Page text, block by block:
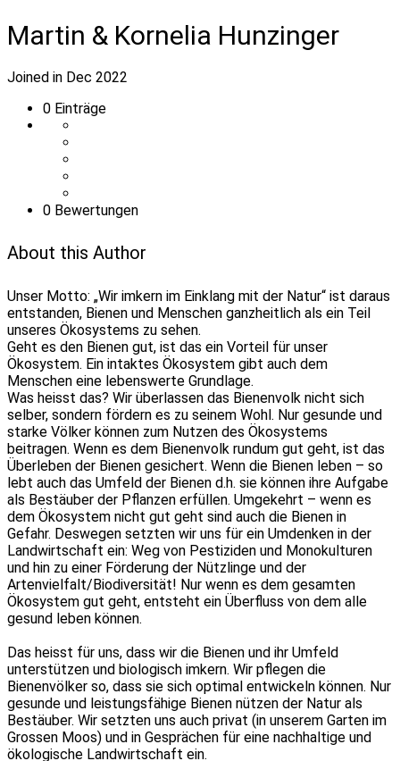
Martin & Kornelia Hunzinger
Joined in Dec 2022
0 Einträge
0 Bewertungen
About this Author
Unser Motto: „Wir imkern im Einklang mit der Natur“ ist daraus
entstanden, Bienen und Menschen ganzheitlich als ein Teil
unseres Ökosystems zu sehen.
Geht es den Bienen gut, ist das ein Vorteil für unser
Ökosystem. Ein intaktes Ökosystem gibt auch dem
Menschen eine lebenswerte Grundlage.
Was heisst das? Wir überlassen das Bienenvolk nicht sich
selber, sondern fördern es zu seinem Wohl. Nur gesunde und
starke Völker können zum Nutzen des Ökosystems
beitragen. Wenn es dem Bienenvolk rundum gut geht, ist das
Überleben der Bienen gesichert. Wenn die Bienen leben – so
lebt auch das Umfeld der Bienen d.h. sie können ihre Aufgabe
als Bestäuber der Pflanzen erfüllen. Umgekehrt – wenn es
dem Ökosystem nicht gut geht sind auch die Bienen in
Gefahr. Deswegen setzten wir uns für ein Umdenken in der
Landwirtschaft ein: Weg von Pestiziden und Monokulturen
und hin zu einer Förderung der Nützlinge und der
Artenvielfalt/Biodiversität! Nur wenn es dem gesamten
Ökosystem gut geht, entsteht ein Überfluss von dem alle
gesund leben können.
Das heisst für uns, dass wir die Bienen und ihr Umfeld
unterstützen und biologisch imkern. Wir pflegen die
Bienenvölker so, dass sie sich optimal entwickeln können. Nur
gesunde und leistungsfähige Bienen nützen der Natur als
Bestäuber. Wir setzten uns auch privat (in unserem Garten im
Grossen Moos) und in Gesprächen für eine nachhaltige und
ökologische Landwirtschaft ein.